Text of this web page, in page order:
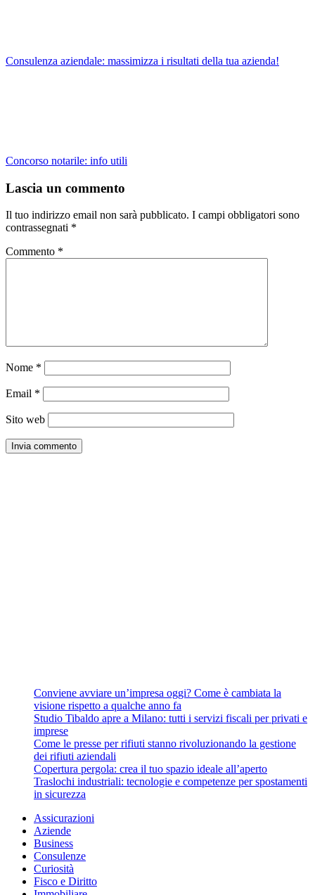
Consulenza aziendale: massimizza i risultati della tua azienda!
Concorso notarile: info utili
Lascia un commento
Il tuo indirizzo email non sarà pubblicato. I campi obbligatori sono
contrassegnati *
Commento *
Nome *
Email *
Sito web
Conviene avviare un’impresa oggi? Come è cambiata la
visione rispetto a qualche anno fa
Studio Tibaldo apre a Milano: tutti i servizi fiscali per privati e
imprese
Come le presse per rifiuti stanno rivoluzionando la gestione
dei rifiuti aziendali
Copertura pergola: crea il tuo spazio ideale all’aperto
Traslochi industriali: tecnologie e competenze per spostamenti
in sicurezza
Assicurazioni
Aziende
Business
Consulenze
Curiosità
Fisco e Diritto